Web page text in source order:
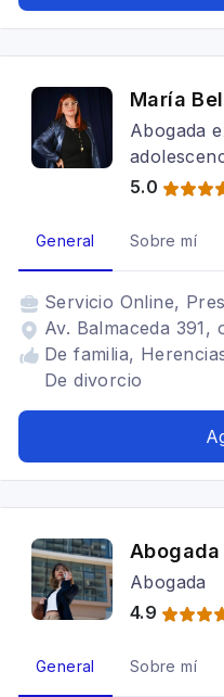
María
Abogada
5.0
General Sobre mí
Servicio Online,
Av. Balmaceda 391,
De familia,
De divorcio
Abogada
4.9
General Sobre mí